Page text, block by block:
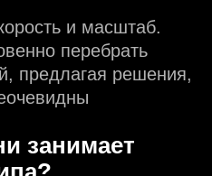
и масштаб.
перебрать
предлагая решения,
занимает